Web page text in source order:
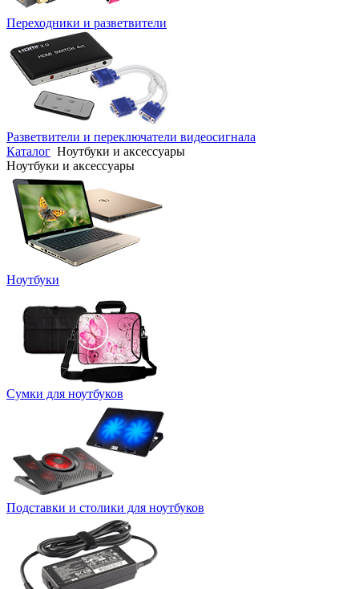
Переходники и разветвители
Разветвители и переключатели видеосигнала
Каталог Ноутбуки и аксессуары
Ноутбуки и аксессуары
Ноутбуки
Сумки для ноутбуков
Подставки и столики для ноутбуков